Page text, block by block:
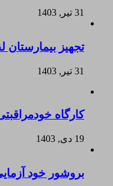
31 تیر, 1403
تجهیز بیمارستان
31 تیر, 1403
کارگاه
19 دی, 1403
بروشور خود